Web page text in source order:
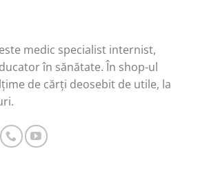
medic specialist internist,
în sănătate. În shop-ul
de cărți deosebit de utile, la